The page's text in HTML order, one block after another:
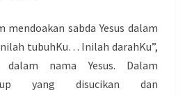
sabda Yesus dalam
tubuhKu… Inilah darahKu”,
dalam nama Yesus. Dalam
yang disucikan dan